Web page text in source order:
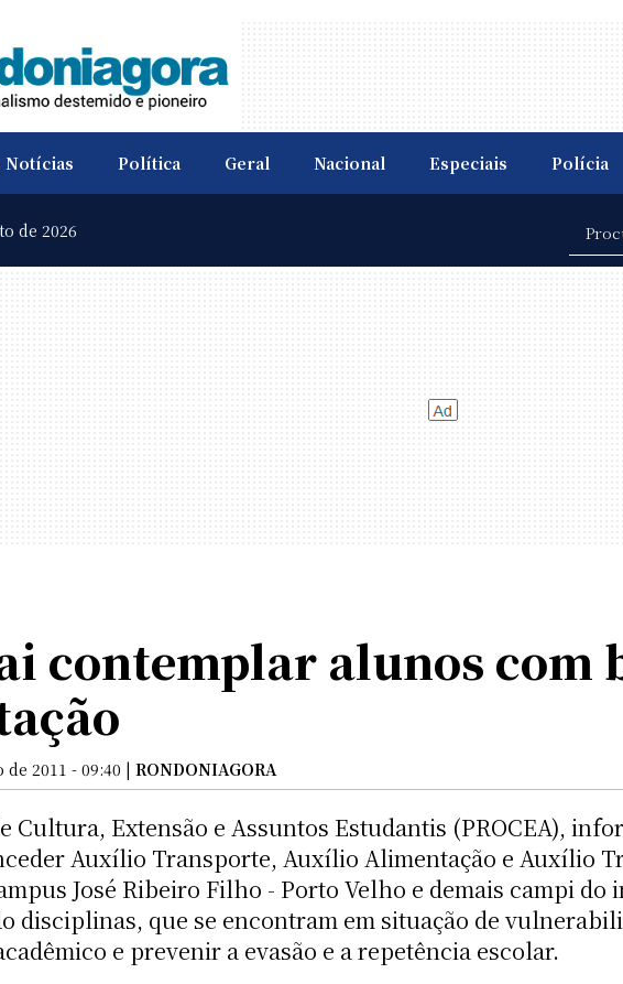
Notícias Política Geral Nacional Especiais Polícia
de 2026
contemplar alunos com
2011 - 09:40 | RONDONIAGORA
Cultura, Extensão e Assuntos Estudantis (PROCEA),
Auxílio Transporte, Auxílio Alimentação e Auxílio
José Ribeiro Filho - Porto Velho e demais campi
disciplinas, que se encontram em situação de
e prevenir a evasão e a repetência escolar.